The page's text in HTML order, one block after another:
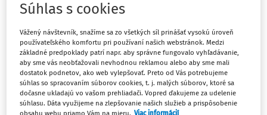
Najnovšie Najstaršie
ČLÁNKY
Aplikácia IPSAS v transferoch
Transferové platby boli doteraz považované za
jednostranné platby, ktoré boli vždy finančné a mali
podobu dotácií, príspevkov alebo iných finančných
Súhlas s cookies
Vážený návštevník, snažíme sa zo všetkých síl prinášať vysokú úroveň
používateľského komfortu pri používaní našich webstránok. Medzi
základné predpoklady patrí napr. aby správne fungovalo vyhľadávanie,
aby sme vás neobťažovali nevhodnou reklamou alebo aby sme mali
dostatok podnetov, ako web vylepšovať. Preto od Vás potrebujeme
súhlas so spracovaním súborov cookies, t. j. malých súborov, ktoré sa
dočasne ukladajú vo vašom prehliadači. Vopred ďakujeme za udelenie
súhlasu. Dáta využijeme na zlepšovanie našich služieb a prispôsobenie